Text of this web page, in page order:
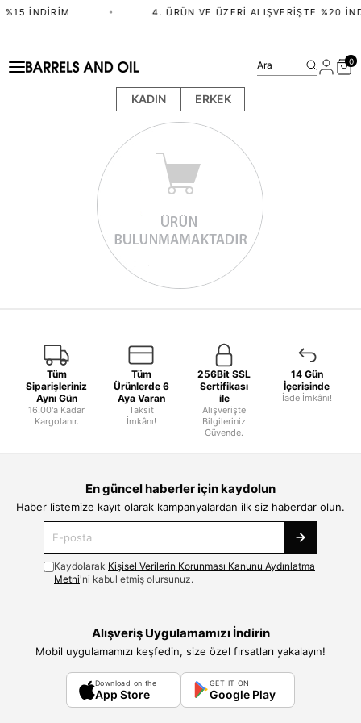
%15 İNDIRIM • 4. ÜRÜN VE ÜZERI ALIŞVERIŞTE %20
KADIN ERKEK
Ara 0
Tüm
Siparişleriniz
Aynı Gün
16.00'a Kadar
Kargolanır.
Tüm
Ürünlerde 6
Aya Varan
Taksit
İmkânı!
256Bit SSL
Sertifikası
ile
Alışverişte
Bilgileriniz
Güvende.
14 Gün
İçerisinde
İade İmkânı!
En güncel haberler için kaydolun
Haber listemize kayıt olarak kampanyalardan ilk siz haberdar olun.
Kaydolarak Kişisel Verilerin Korunması Kanunu Aydınlatma
Metni'ni kabul etmiş olursunuz.
Alışveriş Uygulamamızı İndirin
Mobil uygulamamızı keşfedin, size özel fırsatları yakalayın!
Download on the
App Store
GET IT ON
Google Play